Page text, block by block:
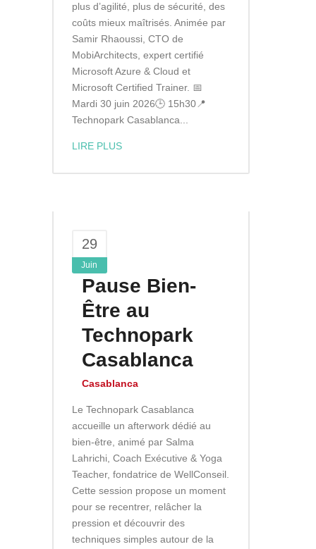
plus d’agilité, plus de sécurité, des
coûts mieux maîtrisés. Animée par
Samir Rhaoussi, CTO de
MobiArchitects, expert certifié
Microsoft Azure & Cloud et
Microsoft Certified Trainer. 📅
Mardi 30 juin 2026🕒 15h30📍
Technopark Casablanca...
LIRE PLUS
29
Juin
Pause Bien-
Être au
Technopark
Casablanca
Casablanca
Le Technopark Casablanca
accueille un afterwork dédié au
bien-être, animé par Salma
Lahrichi, Coach Exécutive & Yoga
Teacher, fondatrice de WellConseil.
Cette session propose un moment
pour se recentrer, relâcher la
pression et découvrir des
techniques simples autour de la